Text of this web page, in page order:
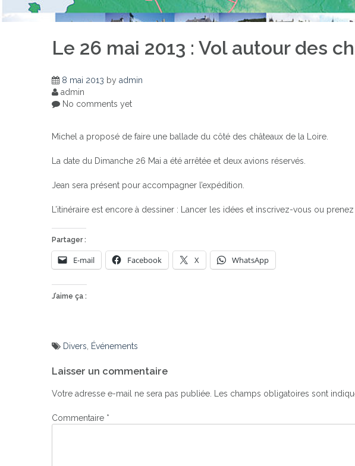
Le 26 mai 2013 : Vol autour des
8 mai 2013 by admin
admin
No comments yet
Michel a proposé de faire une ballade du côté des châteaux de la Loire.
La date du Dimanche 26 Mai a été arrêtée et deux avions réservés.
Jean sera présent pour accompagner l’expédition.
L’itinéraire est encore à dessiner : Lancer les idées et inscrivez-vous ou
Partager :
E-mail Facebook X WhatsApp
J’aime ça :
Divers Événements
de
l’article
Laisser un commentaire
Votre adresse e-mail ne sera pas publiée. Les champs obligatoires sont
Commentaire *